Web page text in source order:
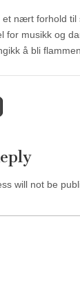
nært forhold til
for musikk og
å bli
will not be